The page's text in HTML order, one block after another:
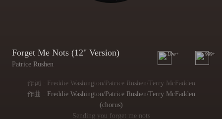
Forget Me Nots (12" Version)
Patrice Rushen
10w+ 999+
作词 : Freddie Washington/Patrice Rushen/Terry McFadden
作曲 : Freddie Washington/Patrice Rushen/Terry McFadden
(chorus)
Sending you forget me nots